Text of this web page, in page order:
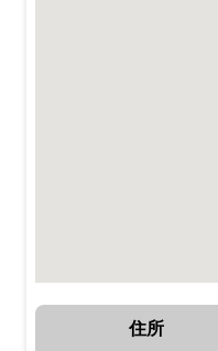
住所